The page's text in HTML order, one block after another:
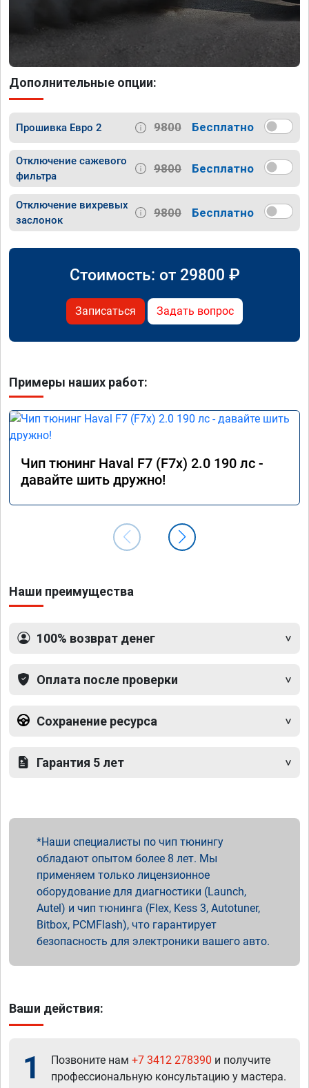
Дополнительные опции:
Прошивка Евро 2 9800 Бесплатно
Отключение сажевого
фильтра
9800 Бесплатно
Отключение вихревых
заслонок
9800 Бесплатно
Стоимость: от 29800 ₽
Записаться Задать вопрос
Примеры наших работ:
Чип тюнинг Haval F7 (F7x) 2.0 190 лс -
давайте шить дружно!
Наши преимущества
100% возврат денег
Оплата после проверки
Сохранение ресурса
Гарантия 5 лет
Наши специалисты по чип тюнингу
обладают опытом более 8 лет. Мы
применяем только лицензионное
оборудование для диагностики (Launch,
Autel) и чип тюнинга (Flex, Kess 3, Autotuner,
Bitbox, PCMFlash), что гарантирует
безопасность для электроники вашего авто.
Ваши действия:
1 Позвоните нам +7 3412 278390 и получите
профессиональную консультацию у мастера.